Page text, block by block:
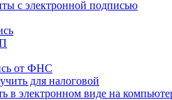
с электронной подписью
от ФНС
для налоговой
в электронном виде на